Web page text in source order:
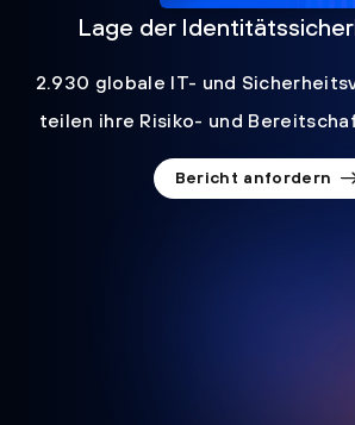
Lage der
2.930 globale IT- und
teilen ihre Risiko- und
Bericht anfordern